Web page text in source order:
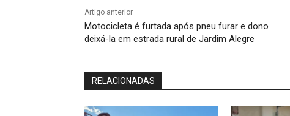
Artigo anterior
Motocicleta é furtada após pneu furar e dono
deixá-la em estrada rural de Jardim Alegre
RELACIONADAS